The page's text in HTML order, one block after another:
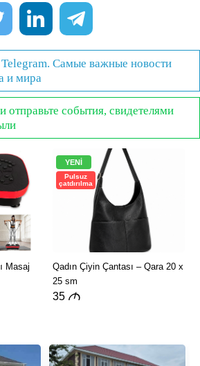
Telegram. Самые важные новости
и мира
отправьте события, свидетелями